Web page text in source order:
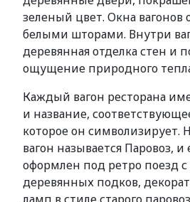
зеленый цвет. Окна
белыми шторами. Внутри
деревянная отделка стен и
ощущение природного
Каждый вагон ресторана
и название,
которое он символизирует.
вагон называется Паровоз, и
оформлен под ретро поезд
деревянных подков,